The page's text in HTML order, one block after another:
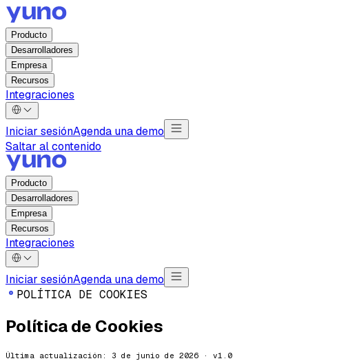
Producto
Desarrolladores
Empresa
Recursos
Integraciones
Iniciar sesiónAgenda una demo
Saltar al contenido
Producto
Desarrolladores
Empresa
Recursos
Integraciones
Iniciar sesiónAgenda una demo
POLÍTICA DE COOKIES
Política de Cookies
Última actualización: 3 de junio de 2026 · v1.0